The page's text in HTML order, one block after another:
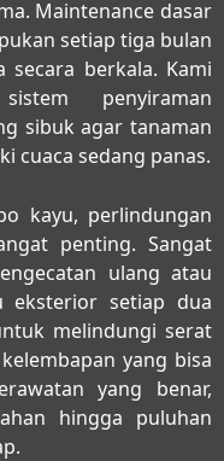
Maintenance dasar
setiap tiga bulan
secara berkala. Kami
penyiraman
sibuk agar tanaman
cuaca sedang panas.
kayu, perlindungan
penting. Sangat
ulang atau
eksterior setiap dua
melindungi serat
yang bisa
yang benar,
hingga puluhan